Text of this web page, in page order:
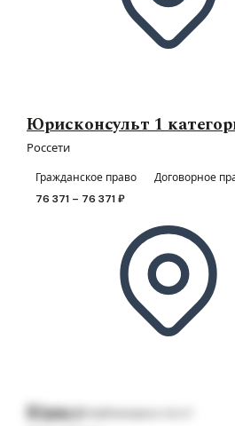
Юрисконсульт 1
Россети
Гражданское право Договорное
76 371 – 76 371 ₽
Юрист